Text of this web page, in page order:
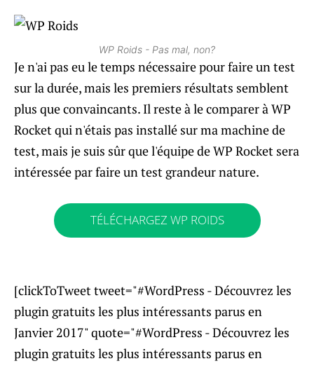
WP Roids - Pas mal, non?
Je n'ai pas eu le temps nécessaire pour faire un test
sur la durée, mais les premiers résultats semblent
plus que convaincants. Il reste à le comparer à WP
Rocket qui n'étais pas installé sur ma machine de
test, mais je suis sûr que l'équipe de WP Rocket sera
intéressée par faire un test grandeur nature.
TÉLÉCHARGEZ WP ROIDS
[clickToTweet tweet="#WordPress - Découvrez les
plugin gratuits les plus intéressants parus en
Janvier 2017" quote="#WordPress - Découvrez les
plugin gratuits les plus intéressants parus en